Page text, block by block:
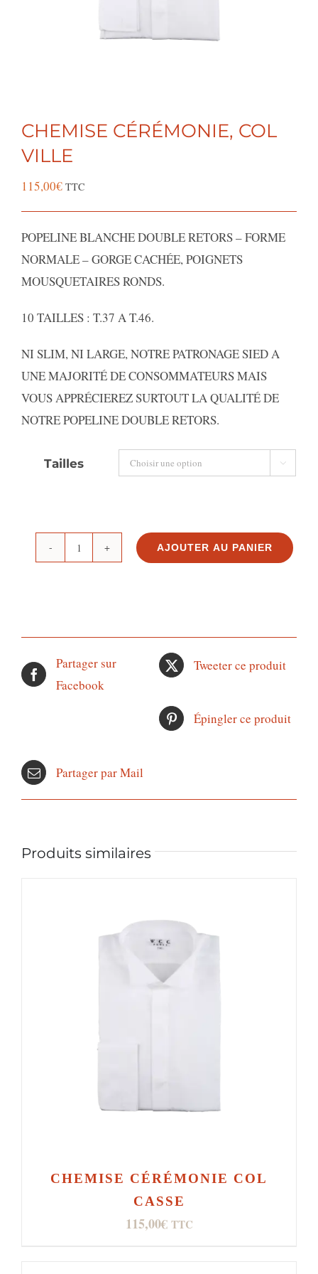
CHEMISE CÉRÉMONIE, COL
VILLE
115,00€ TTC
POPELINE BLANCHE DOUBLE RETORS – FORME
NORMALE – GORGE CACHÉE, POIGNETS
MOUSQUETAIRES RONDS.
10 TAILLES : T.37 A T.46.
NI SLIM, NI LARGE, NOTRE PATRONAGE SIED A
UNE MAJORITÉ DE CONSOMMATEURS MAIS
VOUS APPRÉCIEREZ SURTOUT LA QUALITÉ DE
NOTRE POPELINE DOUBLE RETORS.
Tailles 
quantité
VILLE
AJOUTER AU PANIER
Partager sur
Facebook
Tweeter ce produit
Épingler ce produit
Partager par Mail
Produits similaires
CHEMISE CÉRÉMONIE COL
CASSE
115,00€ TTC